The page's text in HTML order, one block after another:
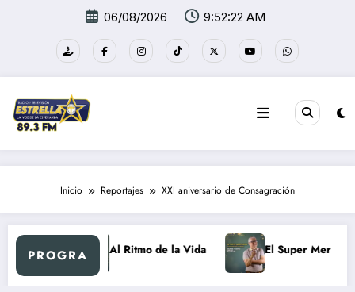
06/08/2026 9:52:23 AM
Inicio Reportajes XXI aniversario de Consagración
PROGRA Al Ritmo de la Vida El Super Mercadón